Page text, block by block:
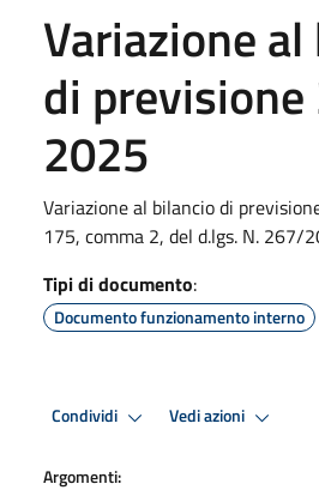
Variazione
di
2025
Variazione al bilancio di
175, comma 2, del d.lgs. N. 267/
Tipi di documento:
Documento funzionamento interno
Condividi Vedi azioni
Argomenti: